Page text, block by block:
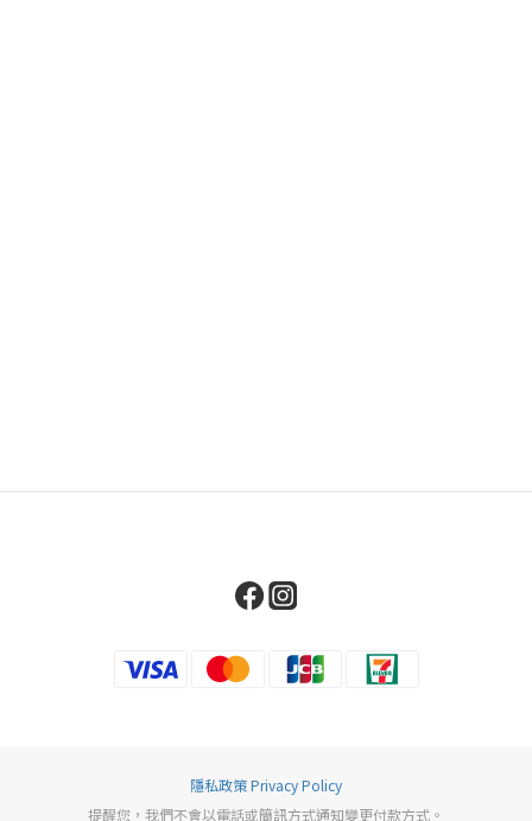
隱私政策 Privacy Policy
提醒您，我們不會以電話或簡訊方式通知變更付款方式。